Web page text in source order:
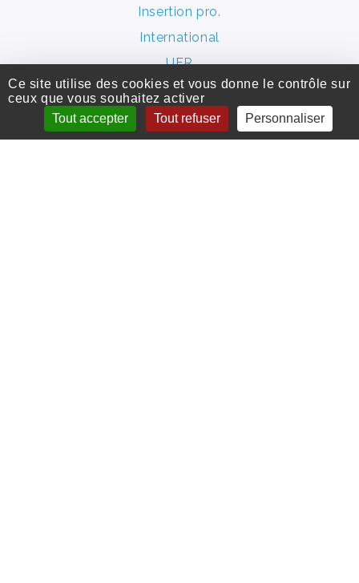
Ce site utilise des cookies et vous donne le contrôle sur
ceux que vous souhaitez activer
Tout accepter
Tout refuser Personnaliser
Insertion pro.
International
UFR
Vie étudiante
Infos